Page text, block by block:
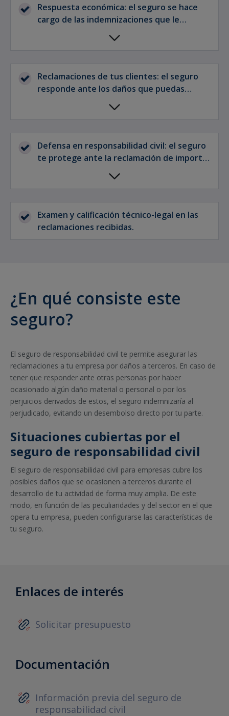
Respuesta económica: el seguro se hace
cargo de las indemnizaciones que le
corresponden a tu empresa por daños a
Reclamaciones de tus clientes: el seguro
responde ante los daños que puedas
ocasionar a tus clientes.
Defensa en responsabilidad civil: el seguro
te protege ante la reclamación de importes
Examen y calificación técnico-legal en las
reclamaciones recibidas.
¿En qué consiste este
seguro?
El seguro de responsabilidad civil te permite asegurar las
reclamaciones a tu empresa por daños a terceros. En caso de
tener que responder ante otras personas por haber
ocasionado algún daño material o personal o por los
perjuicios derivados de estos, el seguro indemnizaría al
perjudicado, evitando un desembolso directo por tu parte.
Situaciones cubiertas por el
seguro de responsabilidad civil
El seguro de responsabilidad civil para empresas cubre los
posibles daños que se ocasionen a terceros durante el
desarrollo de tu actividad de forma muy amplia. De este
modo, en función de las peculiaridades y del sector en el que
opera tu empresa, pueden configurarse las características de
tu seguro.
Enlaces de interés
Solicitar presupuesto
Documentación
Información previa del seguro de
responsabilidad civil